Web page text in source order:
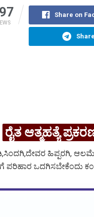
Share on
ರೈತ ಆತ್ಮಹತ್ಯೆ
ಹಿಪ್ಪರಗಿ,
ಪರಿಹಾರ ಒದಗಿಸಬೇಕೆಂದು